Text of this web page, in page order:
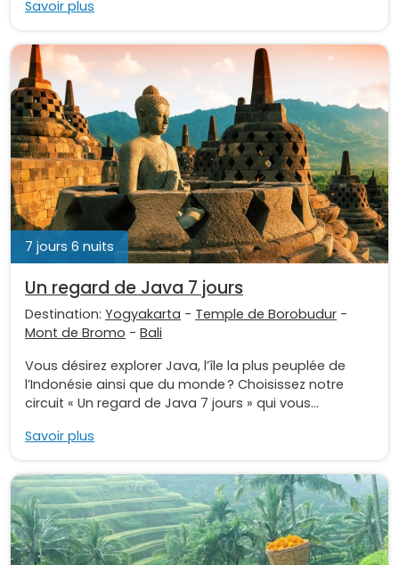
Savoir plus
7 jours 6 nuits
Un regard de Java 7 jours
Destination: Yogyakarta - Temple de Borobudur -
Mont de Bromo - Bali
Vous désirez explorer Java, l’île la plus peuplée de
l’Indonésie ainsi que du monde ? Choisissez notre
circuit « Un regard de Java 7 jours » qui vous...
Savoir plus